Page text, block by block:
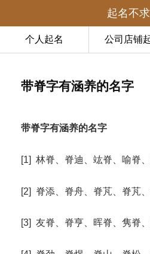
起名不
个人起名 公司店铺
带脊字有涵养的名字
带脊字有涵养的名字
[1] 林脊、脊迪、竑脊、喻脊
[2] 脊添、脊舟、脊芃、脊芃
[3] 友脊、脊亨、晖脊、隽脊